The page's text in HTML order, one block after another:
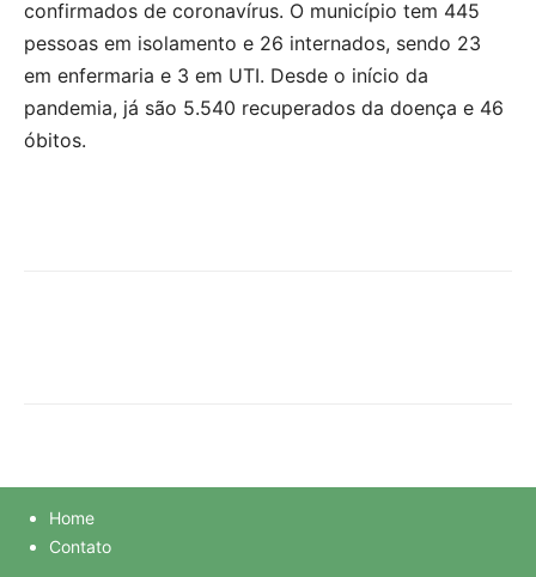
confirmados de coronavírus. O município tem 445
pessoas em isolamento e 26 internados, sendo 23
em enfermaria e 3 em UTI. Desde o início da
pandemia, já são 5.540 recuperados da doença e 46
óbitos.
Home
Contato